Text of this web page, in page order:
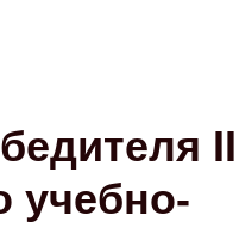
учебно-